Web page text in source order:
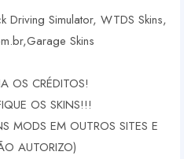
Driving Simulator, WTDS Skins,
Skins
OS CRÉDITOS!
OS SKINS!!!
MODS EM OUTROS SITES E
AUTORIZO)